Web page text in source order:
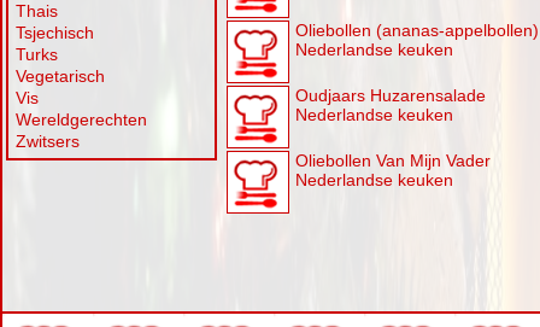
Thais
Tsjechisch
Turks
Vegetarisch
Vis
Wereldgerechten
Zwitsers
Oliebollen (ananas-appelbollen)
Nederlandse keuken
Oudjaars Huzarensalade
Nederlandse keuken
Oliebollen Van Mijn Vader
Nederlandse keuken